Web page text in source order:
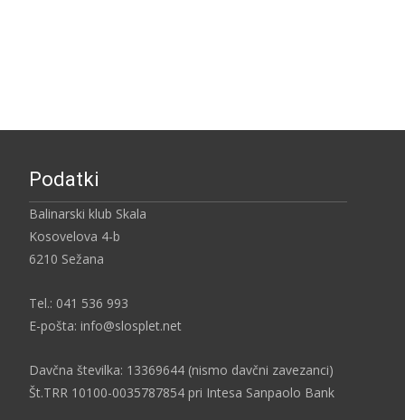
Podatki
Balinarski klub Skala
Kosovelova 4-b
6210 Sežana
Tel.: 041 536 993
E-pošta: info@slosplet.net
Davčna številka: 13369644 (nismo davčni zavezanci)
Št.TRR 10100-0035787854 pri Intesa Sanpaolo Bank